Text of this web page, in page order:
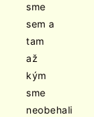
sme
sem a
tam
až
kým
sme
neobehali